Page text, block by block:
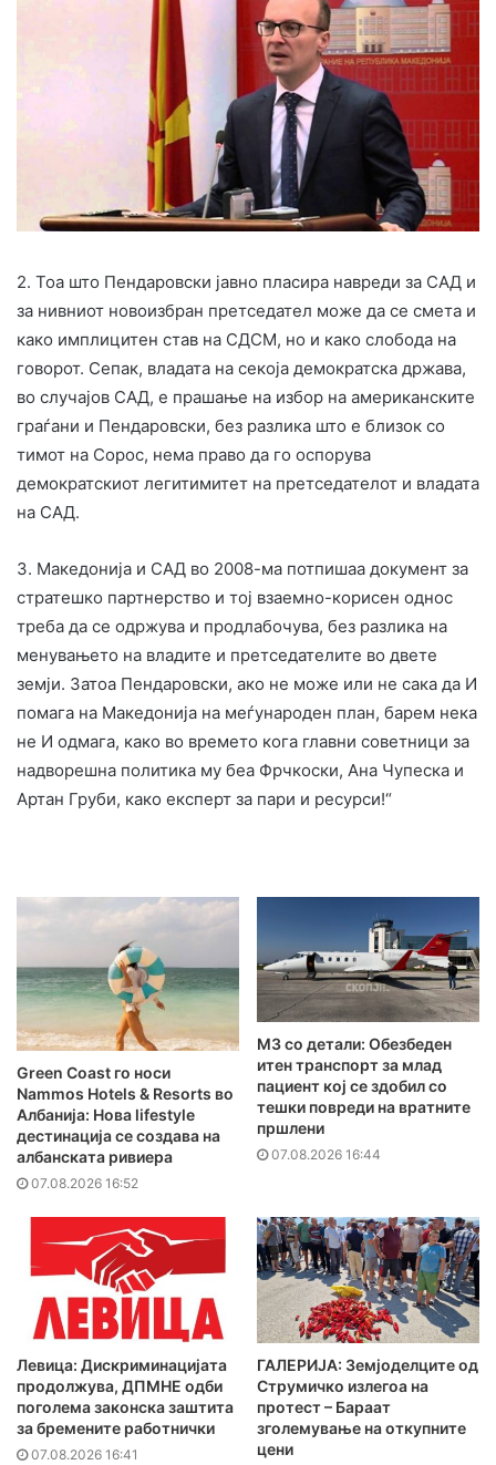
2. Тоа што Пендаровски јавно пласира навреди за САД и
за нивниот новоизбран претседател може да се смета и
како имплицитен став на СДСМ, но и како слобода на
говорот. Сепак, владата на секоја демократска држава,
во случајов САД, е прашање на избор на американските
граѓани и Пендаровски, без разлика што е близок со
тимот на Сорос, нема право да го оспорува
демократскиот легитимитет на претседателот и владата
на САД.
3. Македонија и САД во 2008-ма потпишаа документ за
стратешко партнерство и тој взаемно-корисен однос
треба да се одржува и продлабочува, без разлика на
менувањето на владите и претседателите во двете
земји. Затоа Пендаровски, ако не може или не сака да И
помага на Македонија на меѓународен план, барем нека
не И одмага, како во времето кога главни советници за
надворешна политика му беа Фрчкоски, Ана Чупеска и
Артан Груби, како експерт за пари и ресурси!“
Green Coast го носи
Nammos Hotels & Resorts во
Албанија: Нова lifestyle
дестинација се создава на
албанската ривиера
07.08.2026 16:52
MЗ со детали: Обезбеден
итен транспорт за млад
пациент кој се здобил со
тешки повреди на вратните
пршлени
07.08.2026 16:44
Левица: Дискриминацијата
продолжува, ДПМНЕ одби
поголема законска заштита
за бремените работнички
07.08.2026 16:41
ГАЛЕРИЈА: Земјоделците од
Струмичко излегоа на
протест – Бараат
зголемување на откупните
цени